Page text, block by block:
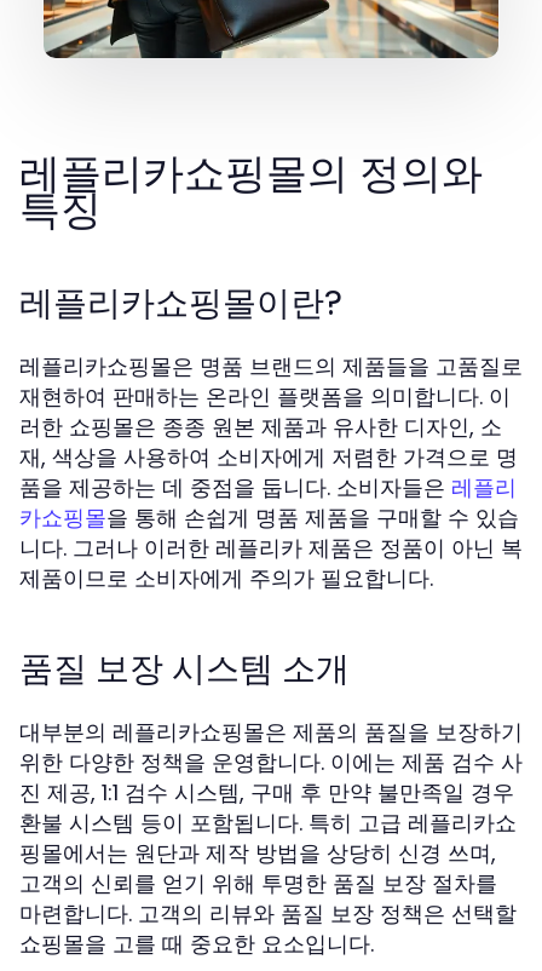
레플리카쇼핑몰의 정의와
특징
레플리카쇼핑몰이란?
레플리카쇼핑몰은 명품 브랜드의 제품들을 고품질로
재현하여 판매하는 온라인 플랫폼을 의미합니다. 이
러한 쇼핑몰은 종종 원본 제품과 유사한 디자인, 소
재, 색상을 사용하여 소비자에게 저렴한 가격으로 명
품을 제공하는 데 중점을 둡니다. 소비자들은 레플리
카쇼핑몰을 통해 손쉽게 명품 제품을 구매할 수 있습
니다. 그러나 이러한 레플리카 제품은 정품이 아닌 복
제품이므로 소비자에게 주의가 필요합니다.
품질 보장 시스템 소개
대부분의 레플리카쇼핑몰은 제품의 품질을 보장하기
위한 다양한 정책을 운영합니다. 이에는 제품 검수 사
진 제공, 1:1 검수 시스템, 구매 후 만약 불만족일 경우
환불 시스템 등이 포함됩니다. 특히 고급 레플리카쇼
핑몰에서는 원단과 제작 방법을 상당히 신경 쓰며,
고객의 신뢰를 얻기 위해 투명한 품질 보장 절차를
마련합니다. 고객의 리뷰와 품질 보장 정책은 선택할
쇼핑몰을 고를 때 중요한 요소입니다.